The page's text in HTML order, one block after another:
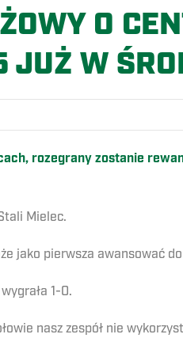
O
JUŻ W
rozegrany zostanie
Mielec.
jako pierwsza awansować
1-0.
nasz zespół nie